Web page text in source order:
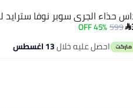
حذاء الجري سوبر نوفا سترايد

599
45% OFF
احصل عليه خلال13 اغسطس